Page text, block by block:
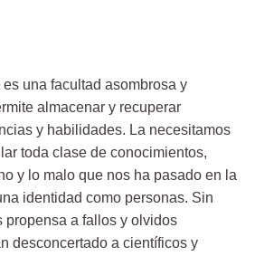
es una facultad asombrosa y
almacenar y recuperar
y habilidades. La necesitamos
toda clase de conocimientos,
y lo malo que nos ha pasado en la
identidad como personas. Sin
propensa a fallos y olvidos
desconcertado a científicos y